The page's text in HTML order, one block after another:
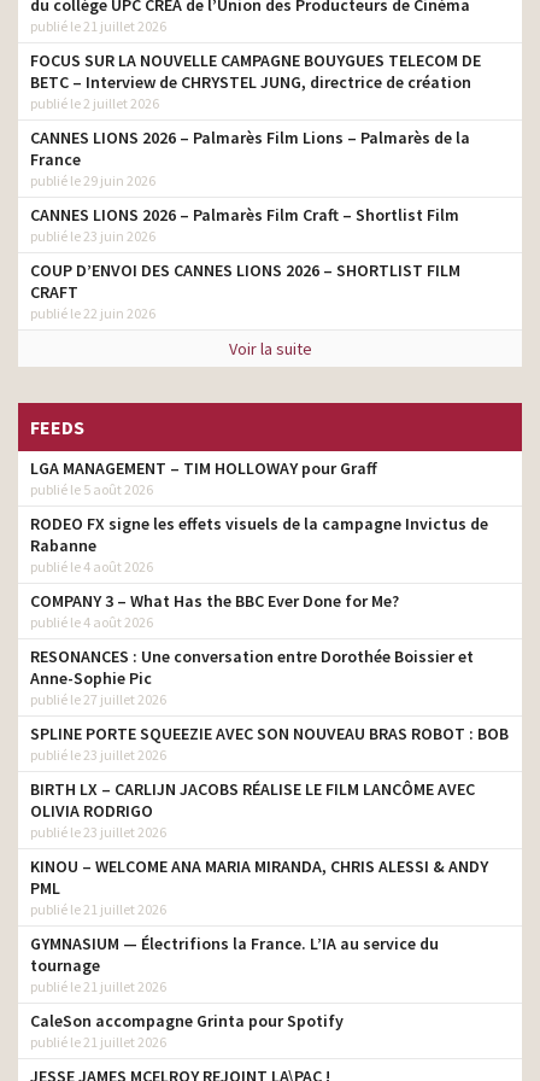
d’aimer le chocolat
styliste
Burger King – Partenaire
non officiel de la VAR
styliste
Gardons le réflexe des
gestes barrières
styliste
Vaccination anti-grippale
2021
styliste
Mapa – Prend soin de
vous et de vos mains au
quotidien
Lustucru – Gnocchi à
familles
Sodebo – Se nourrir de
bonheur
styliste
bonne humeur
styliste
Loxam – Louez Pro Louez
Loxam
Orpi – Le mandat by Orpi –
La vente – L’estimation
Assurance Maladie – Les
Assurance Maladie –
2019
styliste
Les Magasins U –
Commerçants Autrement
– 2019
styliste
Sergent Major – Des
histoires plein la tête
Transition écologique et
continuons de recycler
styliste
du collège UPC CRÉA de l’Union des Producteurs de Cinéma
publié le 21 juillet 2026
FOCUS SUR LA NOUVELLE CAMPAGNE BOUYGUES TELECOM DE
BETC – Interview de CHRYSTEL JUNG, directrice de création
publié le 2 juillet 2026
CANNES LIONS 2026 – Palmarès Film Lions – Palmarès de la
France
publié le 29 juin 2026
CANNES LIONS 2026 – Palmarès Film Craft – Shortlist Film
publié le 23 juin 2026
COUP D’ENVOI DES CANNES LIONS 2026 – SHORTLIST FILM
CRAFT
publié le 22 juin 2026
Voir la suite
FEEDS
LGA MANAGEMENT – TIM HOLLOWAY pour Graff
publié le 5 août 2026
RODEO FX signe les effets visuels de la campagne Invictus de
Rabanne
publié le 4 août 2026
COMPANY 3 – What Has the BBC Ever Done for Me?
publié le 4 août 2026
RESONANCES : Une conversation entre Dorothée Boissier et
Anne-Sophie Pic
publié le 27 juillet 2026
SPLINE PORTE SQUEEZIE AVEC SON NOUVEAU BRAS ROBOT : BOB
publié le 23 juillet 2026
BIRTH LX – CARLIJN JACOBS RÉALISE LE FILM LANCÔME AVEC
OLIVIA RODRIGO
publié le 23 juillet 2026
KINOU – WELCOME ANA MARIA MIRANDA, CHRIS ALESSI & ANDY
PML
publié le 21 juillet 2026
GYMNASIUM — Électrifions la France. L’IA au service du
tournage
publié le 21 juillet 2026
CaleSon accompagne Grinta pour Spotify
publié le 21 juillet 2026
JESSE JAMES MCELROY REJOINT LA\PAC !